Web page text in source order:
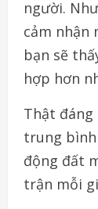
người.
cảm nhận
bạn sẽ
hợp hơn
Thật đáng
trung bình
động đất
trận mỗi